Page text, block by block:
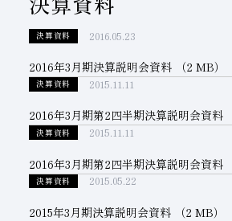
活動拠点
ダイヤの輪
役員紹介
子会社
ワークから探す
製品検索
ご使用上の注意
各製品の安全な取扱いについて
リスクマネジメント（BCM）
品質への取り組み
人材育成
サステナビリティブックレット
メッセージ
IRカレンダー
決算資料
2016年3月期決算説明会資料 （2 MB）
2016.05.23
決算資料
2016年3月期第2四半期決算説明会資料
2015.11.11
決算資料
2016年3月期第2四半期決算説明会資料
2015.11.11
決算資料
2015年3月期決算説明会資料 （2 MB）
2015.05.22